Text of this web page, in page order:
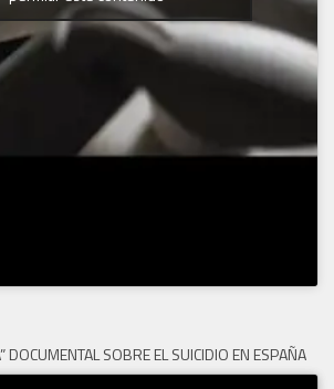
DOCUMENTAL SOBRE EL SUICIDIO EN ESPAÑA